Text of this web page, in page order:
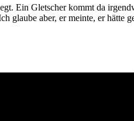
Ein Gletscher kommt da
glaube aber, er meinte, er hätte